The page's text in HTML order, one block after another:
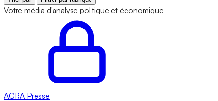
Votre média d'analyse politique et économique
AGRA Presse